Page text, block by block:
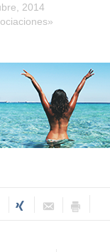
2014